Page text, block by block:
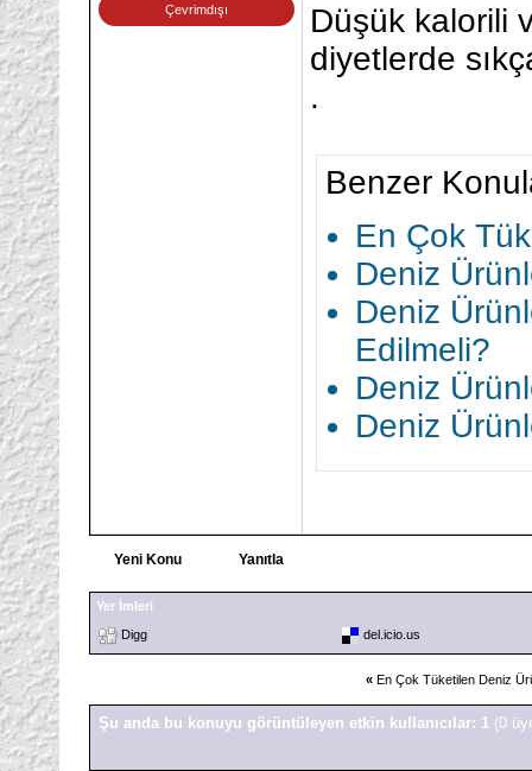
Çevrimdışı
Düşük kalorili
diyetlerde
.
Benzer
En Çok
Deniz
Deniz
Edilmeli?
Deniz
Deniz
Yeni Konu Yanıtla
Yer İmleri
Digg
del.icio.us
« En Çok Tüketilen Deniz
Şu anda bu konuyu görüntüleyen etkin kullanıcılar: 1 (0